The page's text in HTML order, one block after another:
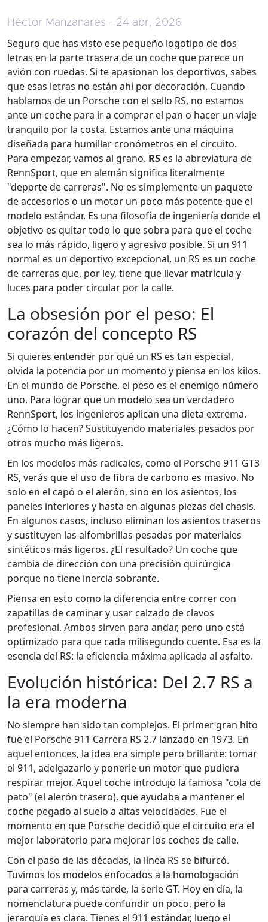
Héctor Manzanares - 24 abr, 2026
Seguro que has visto ese pequeño logotipo de dos
letras en la parte trasera de un coche que parece un
avión con ruedas. Si te apasionan los deportivos, sabes
que esas letras no están ahí por decoración. Cuando
hablamos de un Porsche con el sello RS, no estamos
ante un coche para ir a comprar el pan o hacer un viaje
tranquilo por la costa. Estamos ante una máquina
diseñada para humillar cronómetros en el circuito.
Para empezar, vamos al grano. RS es la abreviatura de
RennSport, que en alemán significa literalmente
"deporte de carreras". No es simplemente un paquete
de accesorios o un motor un poco más potente que el
modelo estándar. Es una filosofía de ingeniería donde el
objetivo es quitar todo lo que sobra para que el coche
sea lo más rápido, ligero y agresivo posible. Si un 911
normal es un deportivo excepcional, un RS es un coche
de carreras que, por ley, tiene que llevar matrícula y
luces para poder circular por la calle.
La obsesión por el peso: El
corazón del concepto RS
Si quieres entender por qué un RS es tan especial,
olvida la potencia por un momento y piensa en los kilos.
En el mundo de Porsche, el peso es el enemigo número
uno. Para lograr que un modelo sea un verdadero
RennSport, los ingenieros aplican una dieta extrema.
¿Cómo lo hacen? Sustituyendo materiales pesados por
otros mucho más ligeros.
En los modelos más radicales, como el Porsche 911 GT3
RS, verás que el uso defibra de carbono es masivo. No
solo en el capó o el alerón, sino en los asientos, los
paneles interiores y hasta en algunas piezas del chasis.
En algunos casos, incluso eliminan los asientos traseros
y sustituyen las alfombrillas pesadas por materiales
sintéticos más ligeros. ¿El resultado? Un coche que
cambia de dirección con una precisión quirúrgica
porque no tiene inercia sobrante.
Piensa en esto como la diferencia entre correr con
zapatillas de caminar y usar calzado de clavos
profesional. Ambos sirven para andar, pero uno está
optimizado para que cada milisegundo cuente. Esa es la
esencia del RS: la eficiencia máxima aplicada al asfalto.
Evolución histórica: Del 2.7 RS a
la era moderna
No siempre han sido tan complejos. El primer gran hito
fue el Porsche 911 Carrera RS 2.7 lanzado en 1973. En
aquel entonces, la idea era simple pero brillante: tomar
el 911, adelgazarlo y ponerle un motor que pudiera
respirar mejor. Aquel coche introdujo la famosa "cola de
pato" (el alerón trasero), que ayudaba a mantener el
coche pegado al suelo a altas velocidades. Fue el
momento en que Porsche decidió que el circuito era el
mejor laboratorio para mejorar los coches de calle.
Con el paso de las décadas, la línea RS se bifurcó.
Tuvimos los modelos enfocados a la homologación
para carreras y, más tarde, la serie GT. Hoy en día, la
nomenclatura puede confundir un poco, pero la
jerarquía es clara. Tienes el 911 estándar, luego el